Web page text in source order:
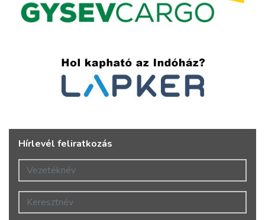
Hírlevél feliratkozás
Vezetéknév
Keresztnév